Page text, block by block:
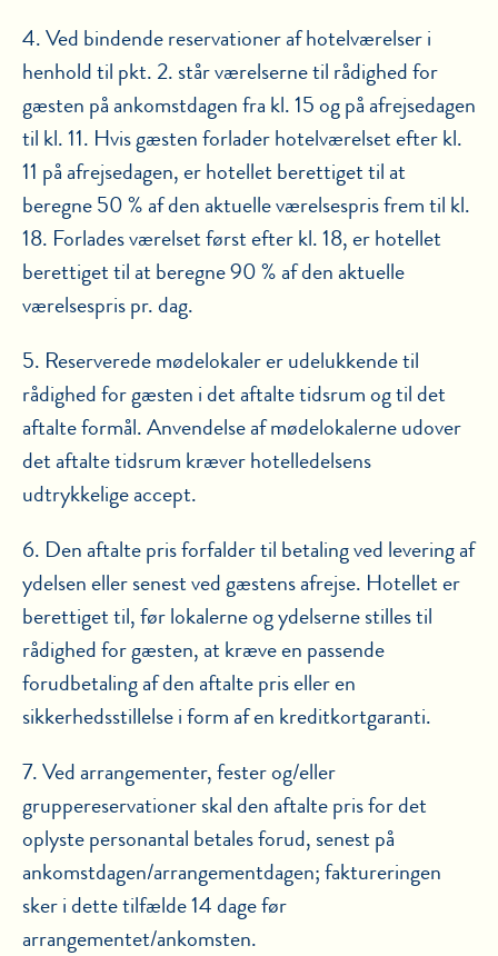
4. Ved bindende reservationer af hotelværelser i
henhold til pkt. 2. står værelserne til rådighed for
gæsten på ankomstdagen fra kl. 15 og på afrejsedagen
til kl. 11. Hvis gæsten forlader hotelværelset efter kl.
11 på afrejsedagen, er hotellet berettiget til at
beregne 50 % af den aktuelle værelsespris frem til kl.
18. Forlades værelset først efter kl. 18, er hotellet
berettiget til at beregne 90 % af den aktuelle
værelsespris pr. dag.
5. Reserverede mødelokaler er udelukkende til
rådighed for gæsten i det aftalte tidsrum og til det
aftalte formål. Anvendelse af mødelokalerne udover
det aftalte tidsrum kræver hotelledelsens
udtrykkelige accept.
6. Den aftalte pris forfalder til betaling ved levering af
ydelsen eller senest ved gæstens afrejse. Hotellet er
berettiget til, før lokalerne og ydelserne stilles til
rådighed for gæsten, at kræve en passende
forudbetaling af den aftalte pris eller en
sikkerhedsstillelse i form af en kreditkortgaranti.
7. Ved arrangementer, fester og/eller
gruppereservationer skal den aftalte pris for det
oplyste personantal betales forud, senest på
ankomstdagen/arrangementdagen; faktureringen
sker i dette tilfælde 14 dage før
arrangementet/ankomsten.